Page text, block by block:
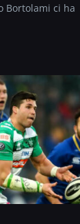
Bortolami ci ha